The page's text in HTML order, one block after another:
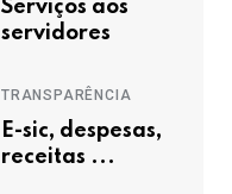
Serviços aos
servidores
TRANSPARÊNCIA
E-sic, despesas,
receitas ...